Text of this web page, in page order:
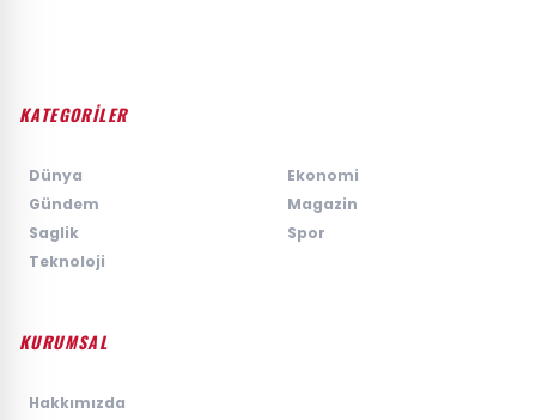
KATEGORİLER
Dünya
Ekonomi
Gündem
Magazin
Saglik
Spor
Teknoloji
KURUMSAL
Hakkımızda